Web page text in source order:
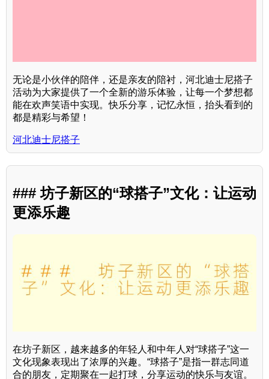
无论是小伙伴的陪伴，还是亲友的陪衬，河北迪士尼搭子
活动为大家提供了一个全新的游乐体验，让每一个梦想都
能在欢声笑语中实现。快乐分享，记忆永恒，抬头看到的
都是精彩与希望！
河北迪士尼搭子
### 坊子新区的“球搭子”文化：让运动
更添乐趣
在坊子新区，越来越多的年轻人和中年人对“球搭子”这一
文化现象表现出了浓厚的兴趣。“球搭子”是指一群志同道
合的朋友，定期聚在一起打球，分享运动的快乐与友谊。